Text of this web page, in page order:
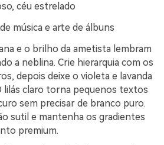
céu estrelado
música e arte de álbuns
e o brilho da ametista lembram
a neblina. Crie hierarquia com os
depois deixe o violeta e lavanda
lilás claro torna pequenos textos
sem precisar de branco puro.
sutil e mantenha os gradientes
premium.